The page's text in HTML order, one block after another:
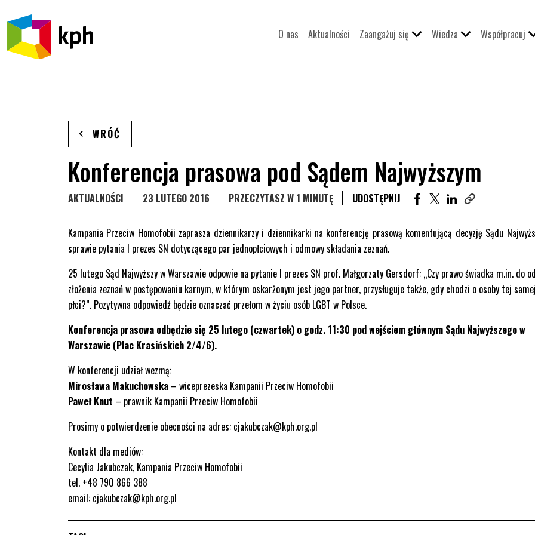
PRZEJDŹ DO TREŚCI
O nas Aktualności Zaangażuj się Wiedza Współpracuj
WRÓĆ
Konferencja prasowa pod Sądem Najwyższym
STRONA KATEGORII WPISÓW
AKTUALNOŚCI 23 LUTEGO 2016 PRZECZYTASZ W 1 MINUTĘ UDOSTĘPNIJ UDOSTĘPNIJ ARTYKUŁ NA
UDOSTĘPNIJ
UDOSTĘPNIJ
Kampania Przeciw Homofobii zaprasza dziennikarzy i dziennikarki na konferencję prasową komentującą decyzję Sądu
sprawie pytania I prezes SN dotyczącego par jednopłciowych i odmowy składania zeznań.
25 lutego Sąd Najwyższy w Warszawie odpowie na pytanie I prezes SN prof. Małgorzaty Gersdorf: „Czy prawo świadka m.in. do
złożenia zeznań w postępowaniu karnym, w którym oskarżonym jest jego partner, przysługuje także, gdy chodzi o osoby tej samej
płci?”. Pozytywna odpowiedź będzie oznaczać przełom w życiu osób LGBT w Polsce.
Konferencja prasowa odbędzie się 25 lutego (czwartek) o godz. 11:30 pod wejściem głównym Sądu Najwyższego w
Warszawie (Plac Krasińskich 2/4/6).
W konferencji udział wezmą:
Mirosława Makuchowska – wiceprezeska Kampanii Przeciw Homofobii
Paweł Knut – prawnik Kampanii Przeciw Homofobii
Prosimy o potwierdzenie obecności na adres: cjakubczak@kph.org.pl
Kontakt dla mediów:
Cecylia Jakubczak, Kampania Przeciw Homofobii
tel. +48 790 866 388
email: cjakubczak@kph.org.pl